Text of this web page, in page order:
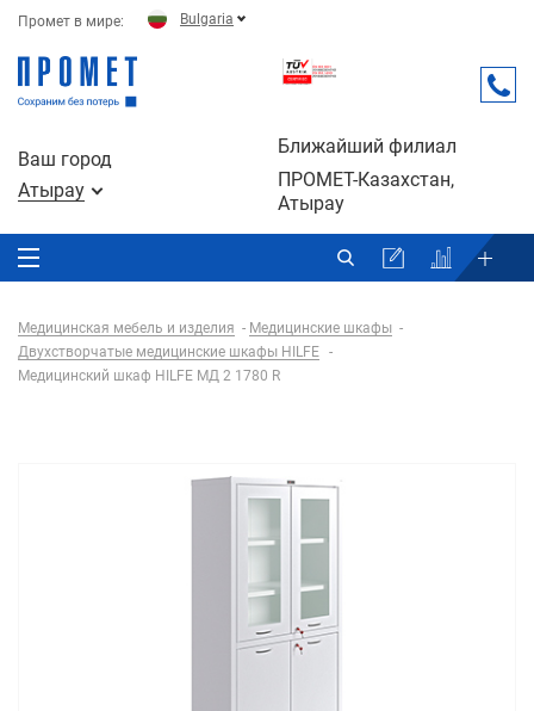
Промет в мире: Bulgaria
Ваш город
Атырау
Ближайший филиал
ПРОМЕТ-Казахстан,
Атырау
Медицинская мебель и изделия
Медицинские шкафы
Двухстворчатые медицинские шкафы HILFE
Медицинский шкаф HILFE МД 2 1780 R